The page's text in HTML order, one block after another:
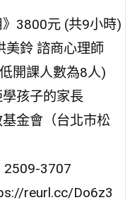
》3800元 (共9小時)
美鈴 諮商心理師
開課人數為8人)
學孩子的家長
基金會（台北市松
2509-3707
reurl.cc/Do6z3